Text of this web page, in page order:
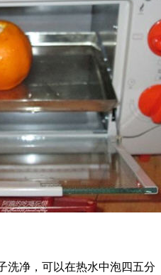
洗净，可以在热水中泡四五分